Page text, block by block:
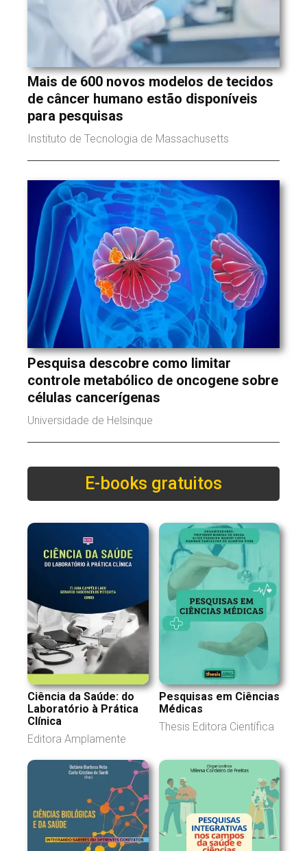
Mais de 600 novos modelos de tecidos
de câncer humano estão disponíveis
para pesquisas
Instituto de Tecnologia de Massachusetts
Pesquisa descobre como limitar
controle metabólico de oncogene sobre
células cancerígenas
Universidade de Helsinque
E-books gratuitos
Ciência da Saúde: do
Laboratório à Prática
Clínica
Editora Amplamente
Pesquisas em Ciências
Médicas
Thesis Editora Científica